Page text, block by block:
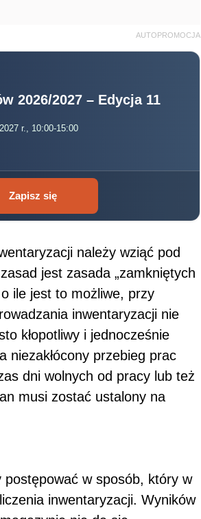
AUTOPROMOCJA
2026/2027 – Edycja 11
r., 10:00-15:00
Zapisz się
należy wziąć pod
jest zasada „zamkniętych
ile jest to możliwe, przy
inwentaryzacji nie
kłopotliwy i jednocześnie
niezakłócony przebieg prac
dni wolnych od pracy lub też
musi zostać ustalony na
w sposób, który w
inwentaryzacji. Wyników